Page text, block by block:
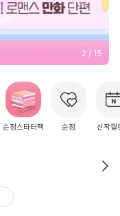
2 / 15
순정스타터팩 순정 신작캘